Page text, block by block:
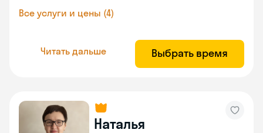
Все услуги и цены (4)
Читать дальше Выбрать время
Наталья